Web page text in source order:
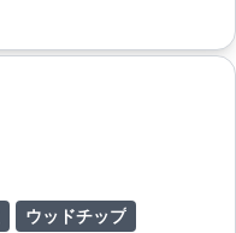
ウッドチップ